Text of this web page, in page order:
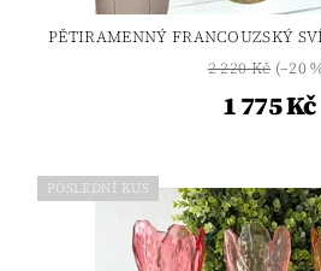
PĚTIRAMENNÝ FRANCOUZSKÝ
2 220 Kč(–20
1 775 Kč
POSLEDNÍ KUS